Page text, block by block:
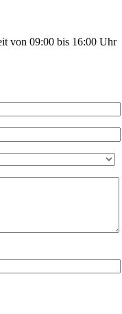
von 09:00 bis 16:00 Uhr